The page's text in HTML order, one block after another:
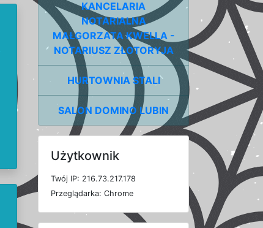
KANCELARIA
NOTARIALNA
MAŁGORZATA KWELLA -
NOTARIUSZ ZŁOTORYJA
HURTOWNIA STALI
SALON DOMINO LUBIN
Użytkownik
Twój IP: 216.73.217.178
Przeglądarka: Chrome